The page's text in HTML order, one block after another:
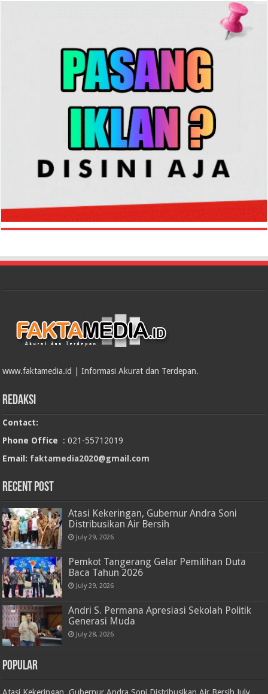
www.faktamedia.id | Informasi Akurat dan Terdepan.
Redaksi
Contact:
Phone Office : 021-55712019
Email: faktamedia2020@gmail.com
RECENT POST
Atasi Kekeringan, Gubernur Andra Soni
Distribusikan Air Bersih
July 29, 2026
Pemkot Tangerang Gelar Pemilihan Duta
Baca Tahun 2026
July 29, 2026
Andri S. Permana Apresiasi Sekolah Politik
Generasi Muda
July 28, 2026
POPULAR